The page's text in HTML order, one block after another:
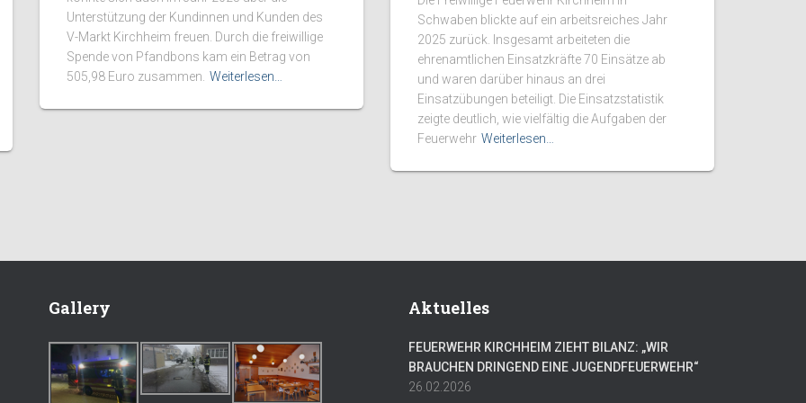
Unterstützung der Kundinnen und Kunden des
V-Markt Kirchheim freuen. Durch die freiwillige
Spende von Pfandbons kam ein Betrag von
505,98 Euro zusammen. Weiterlesen…
Schwaben blickte auf ein arbeitsreiches Jahr
2025 zurück. Insgesamt arbeiteten die
ehrenamtlichen Einsatzkräfte 70 Einsätze ab
und waren darüber hinaus an drei
Einsatzübungen beteiligt. Die Einsatzstatistik
zeigte deutlich, wie vielfältig die Aufgaben der
Feuerwehr Weiterlesen…
Gallery Aktuelles
FEUERWEHR KIRCHHEIM ZIEHT BILANZ: „WIR
BRAUCHEN DRINGEND EINE JUGENDFEUERWEHR“
26.02.2026